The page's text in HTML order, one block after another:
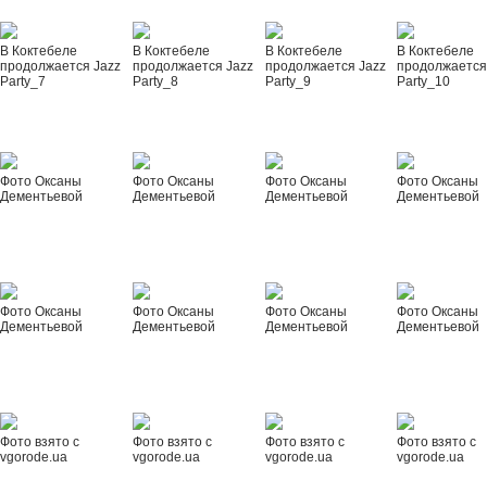
В Коктебеле
продолжается Jazz
Party_7
В Коктебеле
продолжается Jazz
Party_8
В Коктебеле
продолжается Jazz
Party_9
В Коктебеле
Party_10
Фото Оксаны
Дементьевой
Фото Оксаны
Дементьевой
Фото Оксаны
Дементьевой
Фото Оксаны
Дементьевой
Фото Оксаны
Дементьевой
Фото Оксаны
Дементьевой
Фото Оксаны
Дементьевой
Фото Оксаны
Дементьевой
Фото взято с
vgorode.ua
Фото взято с
vgorode.ua
Фото взято с
vgorode.ua
Фото взято с
vgorode.ua